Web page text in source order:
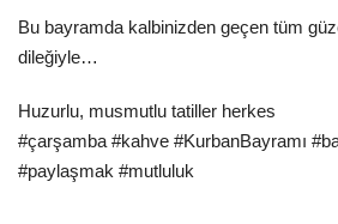
Bu bayramda kalbinizden geçen tüm
dileğiyle…
Huzurlu, musmutlu tatiller herkes
#çarşamba #kahve #KurbanBayramı
#paylaşmak #mutluluk